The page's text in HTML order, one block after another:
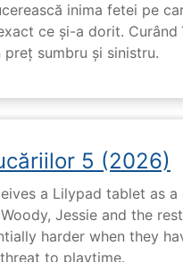
inima fetei pe
ce și-a dorit. Curând
sumbru și sinistru.
5 (2026)
a Lilypad tablet as
Jessie and the
harder when they
to playtime.